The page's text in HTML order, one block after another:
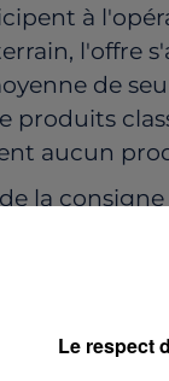
à
l'offre
de
aucun
la
que leurs
+ 12 %
Le respect